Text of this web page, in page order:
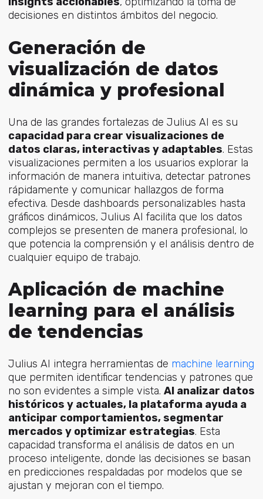
decisiones en distintos ámbitos del negocio.
Generación de
visualización de datos
dinámica y profesional
Una de las grandes fortalezas de Julius AI es su
capacidad para crear visualizaciones de
datos claras, interactivas y adaptables. Estas
visualizaciones permiten a los usuarios explorar la
información de manera intuitiva, detectar patrones
rápidamente y comunicar hallazgos de forma
efectiva. Desde dashboards personalizables hasta
gráficos dinámicos, Julius AI facilita que los datos
complejos se presenten de manera profesional, lo
que potencia la comprensión y el análisis dentro de
cualquier equipo de trabajo.
Aplicación de machine
learning para el análisis
de tendencias
Julius AI integra herramientas de machine learning
que permiten identificar tendencias y patrones que
no son evidentes a simple vista. Al analizar datos
históricos y actuales, la plataforma ayuda a
anticipar comportamientos, segmentar
mercados y optimizar estrategias. Esta
capacidad transforma el análisis de datos en un
proceso inteligente, donde las decisiones se basan
en predicciones respaldadas por modelos que se
ajustan y mejoran con el tiempo.